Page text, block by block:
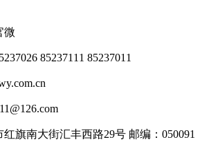
85237111 85237011
旗南大街汇丰西路29号 邮编：050091